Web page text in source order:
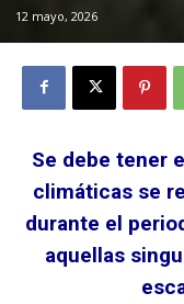
12 mayo, 2026
Se debe tener
climáticas se
durante el
aquellas